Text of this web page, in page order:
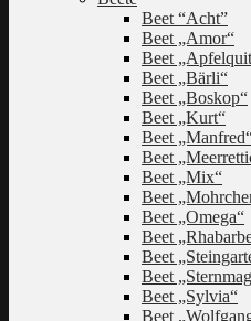
Beet “Acht”
Beet „Amor“
Beet
Beet „Bärli“
Beet „Boskop“
Beet „Kurt“
Beet
Beet
Beet „Mix“
Beet
Beet „Omega“
Beet
Beet
Beet
Beet „Sylvia“
Beet